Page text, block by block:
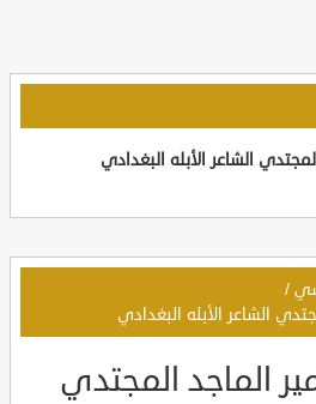
الشاعر الأبله البغدادي
/
الشاعر الأبله البغدادي
الماجد المجتدي